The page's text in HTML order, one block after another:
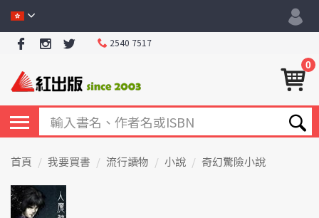
2540 7517
0
首頁 我要買書 流行讀物 小說 奇幻驚險小說